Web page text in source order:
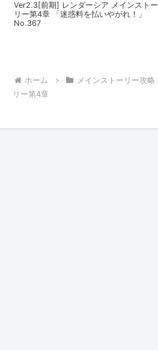
Ver2.3[前期] レンダーシア メインストー
リー第4章 「迷惑料を払いやがれ！」
No.367
ホーム メインストーリー攻略
リー第4章